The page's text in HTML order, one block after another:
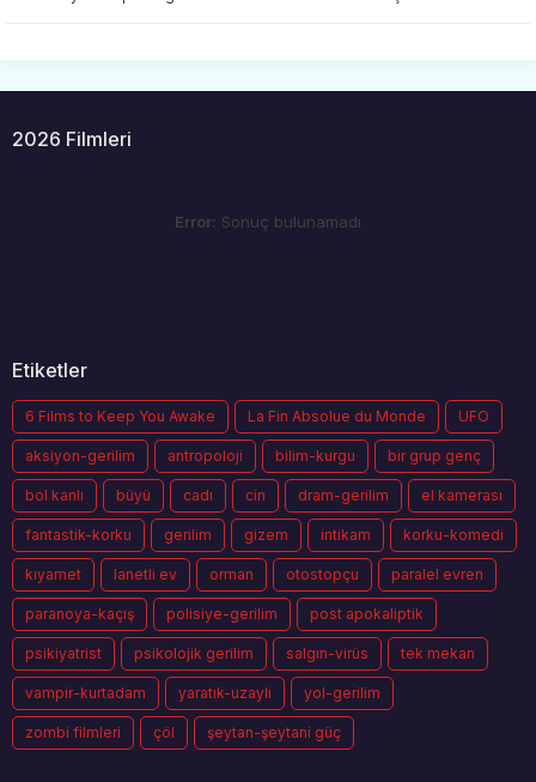
2026 Filmleri
Error: Sonuç bulunamadı
Etiketler
6 Films to Keep You Awake La Fin Absolue du Monde UFO
aksiyon-gerilim antropoloji bilim-kurgu bir grup genç
bol kanlı büyü cadı cin dram-gerilim el kamerası
fantastik-korku gerilim gizem intikam korku-komedi
kıyamet lanetli ev orman otostopçu paralel evren
paranoya-kaçış polisiye-gerilim post apokaliptik
psikiyatrist psikolojik gerilim salgın-virüs tek mekan
vampir-kurtadam yaratık-uzaylı yol-gerilim
zombi filmleri çöl şeytan-şeytani güç